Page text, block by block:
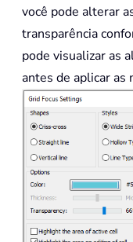
você pode alterar
transparência
pode visualizar as
antes de aplicar as